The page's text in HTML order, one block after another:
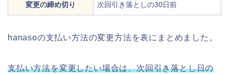
変更の締め切り 次回引き落としの30日前
hanasoの支払い方法の変更方法を表にまとめました。
支払い方法を変更したい場合は、次回引き落とし日の